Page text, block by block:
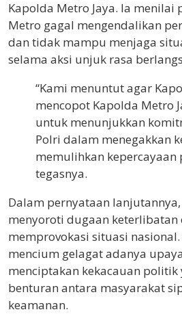
Kapolda Metro Jaya. Ia menilai
Metro gagal mengendalikan
dan tidak mampu menjaga
selama aksi unjuk rasa
“Kami menuntut agar
mencopot Kapolda Metro
untuk menunjukkan
Polri dalam menegakkan
memulihkan kepercayaan
tegasnya.
Dalam pernyataan
menyoroti dugaan
memprovokasi situasi
mencium gelagat adanya
menciptakan kekacauan
benturan antara masyarakat
keamanan.